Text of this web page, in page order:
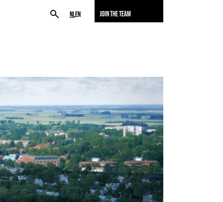
JOIN THE TEAM
NLEN